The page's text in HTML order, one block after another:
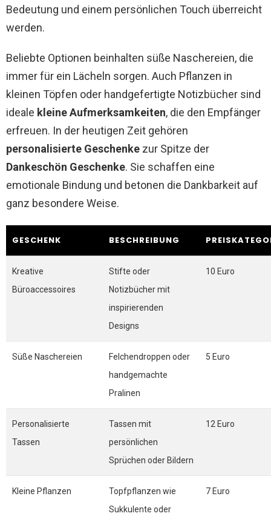
Bedeutung und einem persönlichen Touch überreicht
werden.
Beliebte Optionen beinhalten süße Naschereien, die
immer für ein Lächeln sorgen. Auch Pflanzen in
kleinen Töpfen oder handgefertigte Notizbücher sind
ideale kleine Aufmerksamkeiten, die den Empfänger
erfreuen. In der heutigen Zeit gehören
personalisierte Geschenke zur Spitze der
Dankeschön Geschenke. Sie schaffen eine
emotionale Bindung und betonen die Dankbarkeit auf
ganz besondere Weise.
GESCHENK BESCHREIBUNG
Kreative
Büroaccessoires
Stifte oder
Notizbücher mit
inspirierenden
Designs
10 Euro
Süße Naschereien
Felchendroppen oder
handgemachte
Pralinen
5 Euro
Personalisierte
Tassen
Tassen mit
persönlichen
Sprüchen oder Bildern
12 Euro
Kleine Pflanzen
Topfpflanzen wie
Sukkulente oder
7 Euro